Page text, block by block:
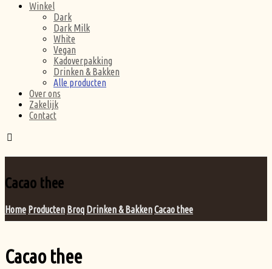
Winkel
Dark
Dark Milk
White
Vegan
Kadoverpakking
Drinken & Bakken
Alle producten
Over ons
Zakelijk
Contact
Cacao thee
Home Producten Broq Drinken & BakkenCacao thee
Cacao thee